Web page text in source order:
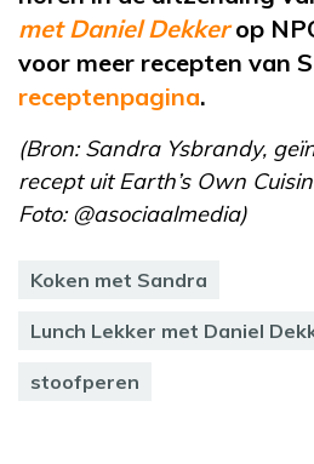
met Daniel Dekkerop
voor meer recepten van
receptenpagina.
(Bron: Sandra Ysbrandy,
recept uit Earth’s Own
Foto: @asociaalmedia)
Koken met Sandra
Lunch Lekker met Daniel
stoofperen